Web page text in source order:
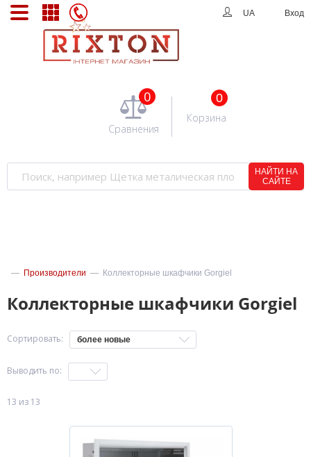
UA Вход
0
Сравнения
0
Корзина
НАЙТИ НА
САЙТЕ
— Производители — Коллекторные шкафчики Gorgiel
Коллекторные шкафчики Gorgiel
Сортировать: более новые
Выводить по:
13 из 13